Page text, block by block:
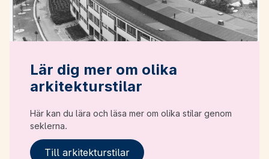
Lär dig mer om olika
arkitekturstilar
Här kan du lära och läsa mer om olika stilar genom
seklerna.
Till arkitekturstilar